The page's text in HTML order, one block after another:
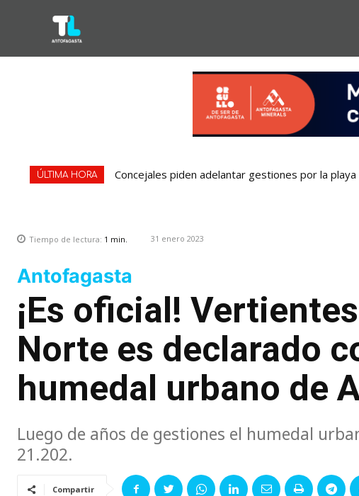
ÚLTIMA HORA Concejales piden adelantar gestiones por la
Tiempo de lectura: 1 min. 31 enero 2023
Antofagasta
¡Es oficial!
Norte es declarado
humedal urbano de
Luego de años de gestiones el humedal
21.202.
Compartir